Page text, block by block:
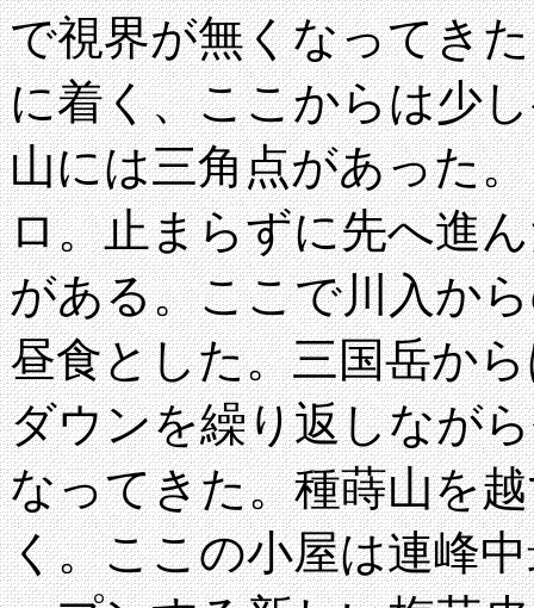
で視界が無くなってき
に着く、ここからは少
山には三角点があった
ロ。止まらずに先へ進
がある。ここで川入か
昼食とした。三国岳か
ダウンを繰り返しなが
なってきた。種蒔山を
く。ここの小屋は連峰